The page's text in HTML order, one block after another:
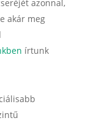
azonnal,
akár meg
írtunk